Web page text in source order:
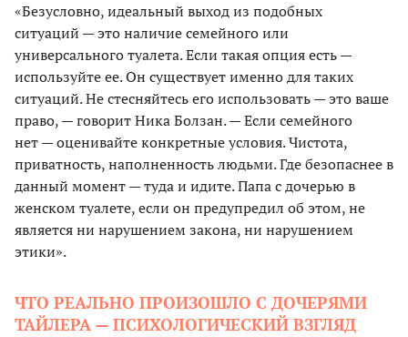
«Безусловно, идеальный выход из подобных
ситуаций — это наличие семейного или
универсального туалета. Если такая опция есть —
используйте ее. Он существует именно для таких
ситуаций. Не стесняйтесь его использовать — это ваше
право, — говорит Ника Болзан. — Если семейного
нет — оценивайте конкретные условия. Чистота,
приватность, наполненность людьми. Где безопаснее в
данный момент — туда и идите. Папа с дочерью в
женском туалете, если он предупредил об этом, не
является ни нарушением закона, ни нарушением
этики».
ЧТО РЕАЛЬНО ПРОИЗОШЛО С ДОЧЕРЯМИ
ТАЙЛЕРА — ПСИХОЛОГИЧЕСКИЙ ВЗГЛЯД